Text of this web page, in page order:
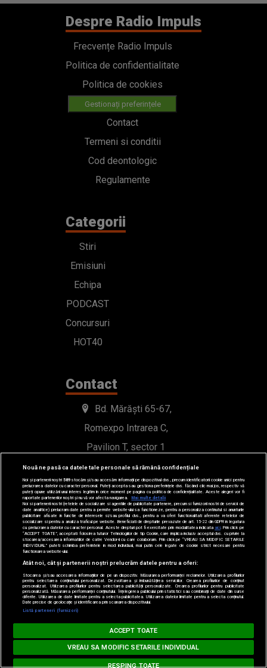
Despre Radio Impuls
Frecvențe Radio Impuls
Politica de confidentialitate
Politica de cookies
Gestionați preferințele
Contact
Termeni si conditii
Cod deontologic
Regulamente
Categorii
Stiri
Emisiuni
Echipa
PODCAST
Concursuri
HOT40
Contact
Bd. Mărăști 65-67,
Romexpo Intrarea C,
Pavilion T, sector 1
office@radioimpuls.ro
LIVE : 0754-222.999
WhatsApp: 0754-222.999
© 2019-2026 DOGAN MEDIA INTERNATIONAL SA, Toate
drepturile rezervate.
Loading...MUSIC NON STOP
ANTHONY - La GozaderaGENTE DE ZONA feat. MARC ANTHONY - La
Nouă ne pasă ca datele tale personale să rămână confidențiale
Noi și partenerii noștri589stocăm și/sau accesăm informații pe dispozitivul dvs., precum identificatorii cookie unici pentru
prelucrarea datelor cu caracter personal. Puteți accepta sau gestiona preferințele dvs. făcând clic mai jos, respectiv vă
puteți opune utilizării unui interes legitim în orice moment pe pagina cu politica de confidențialitate. Aceste alegeri vor fi
raportate partenerilor noștri și nu vă vor afecta navigarea.
Mai multe detalii
Noi si partenerii nostri (retelele de socializare si agentiile de publicitate partenere, precum si furnizorii nostri de servicii de
date analitice) prelucram date pentru a permite website-ului sa functioneze, pentru a personaliza continutul si anunturile
publicitare afisate in functie de interesele si/sau profilul dvs., pentru a va oferi functionalitati aferente retelelor de
socializare si pentru a analiza traficul pe website. Beneficiati de drepturile prevazute de art. 15-22 din GDPR in legatura
cu prelucrarea datelor cu caracter personal. Aceste drepturi pot fi exercitate prin modalitatea indicataaici . Prin click pe
“ACCEPT TOATE”, acceptati folosirea tuturor Tehnologiilor de tip Cookie, care implica inclusiv acceptul dvs. cu privire la
stocarea/accesarea informatiilor de catre Vendor-ii cu care colaboram. Prin click pe “VREAU SA MODIFIC SETARILE
INDIVIDUAL” puteti schimba preferintele in mod individual, mai putin cele legate de cookie strict necesare pentru
functionarea website-ului.
Atât noi, cât și partenerii noștri prelucrăm datele pentru a oferi:
Stocarea și/sau accesarea informațiilor de pe un dispozitiv. Măsurarea performanței reclamelor. Utilizarea profilurilor
pentru selectarea conținutului personalizat. Dezvoltarea și îmbunătățirea serviciilor. Crearea profilurilor de conținut
personalizat. Utilizarea profilurilor pentru selectarea publicității personalizate. Crearea profilurilor pentru publicitate
personalizată. Măsurarea performanței conținutului. Înțelegerea publicului prin statistici sau combinații de date din surse
diferite. Utilizarea de date limitate pentru a selecta publicitatea. Utilizarea datelor limitate pentru a selecta conținutul.
Date precise de geolocație și identificarea prin scanarea dispozitivului.
Listă parteneri (furnizori)
ACCEPT TOATE
RESPING TOATE
VREAU SA MODIFIC SETARILE INDIVIDUAL